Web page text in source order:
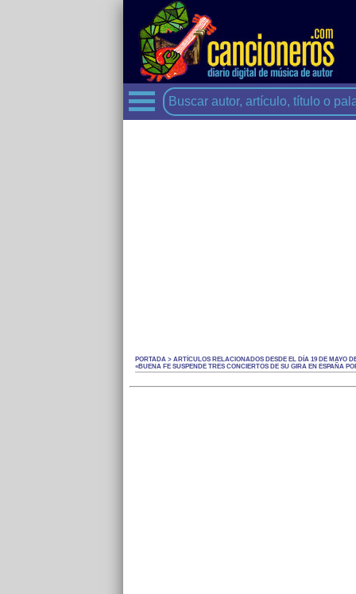
PORTADA > ARTÍCULOS RELACIONADOS DESDE EL DÍA 19 DE MAYO
«BUENA FE SUSPENDE TRES CONCIERTOS DE SU GIRA EN ESPAÑA